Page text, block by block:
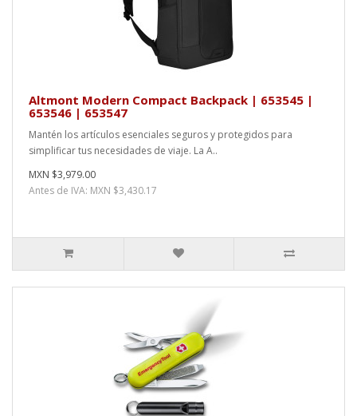
Altmont Modern Compact Backpack | 653545 |
653546 | 653547
Mantén los artículos esenciales seguros y protegidos para
simplificar tus necesidades de viaje. La A..
MXN $3,979.00
Antes de IVA: MXN $3,430.17